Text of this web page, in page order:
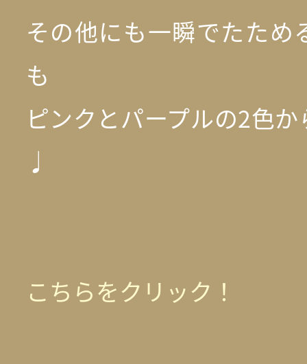
その他にも一瞬でたため
も
ピンクとパープルの2色
♩
こちらをクリック！